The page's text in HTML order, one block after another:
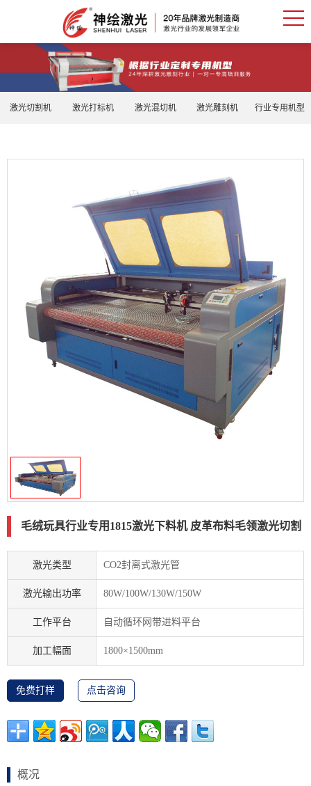
激光切割机 激光打标机 激光混切机 激光雕刻机 行业专用机型
毛绒玩具行业专用1815激光下料机 皮革布料毛领激光切割
激光类型 CO2封离式激光管
激光输出功率 80W/100W/130W/150W
工作平台 自动循环网带进料平台
加工幅面 1800×1500mm
免费打样 点击咨询
概况